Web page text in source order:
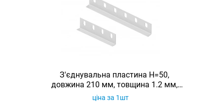
З'єднувальна пластина H=50,
довжина 210 мм, товщина 1.2 мм,
оцинкована, Ardic
ціна за 1шт